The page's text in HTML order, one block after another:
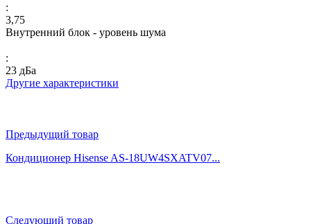
:
3,75
Внутренний блок - уровень шума
:
23 дБа
Другие характеристики
Предыдущий товар
Кондиционер Hisense AS-18UW4SXATV07...
Следующий товар